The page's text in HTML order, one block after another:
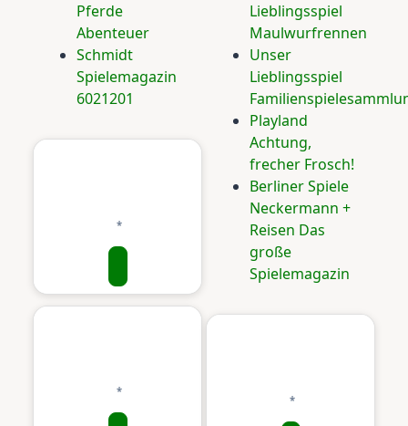
Pferde
Abenteuer
Schmidt
Spielemagazin
6021201
Lieblingsspiel
Maulwurfrennen
Unser
Lieblingsspiel
Playland
Achtung,
frecher Frosch!
Berliner Spiele
Neckermann +
Reisen Das
große
Spielemagazin